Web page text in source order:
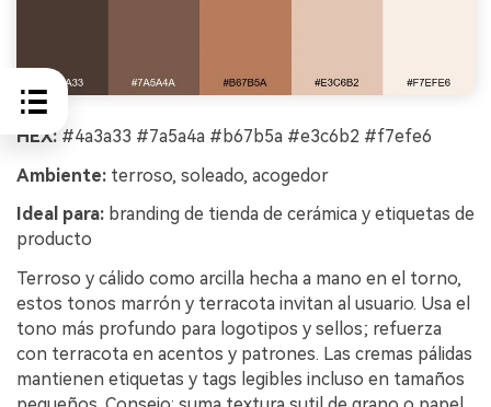
HEX: #4a3a33 #7a5a4a #b67b5a #e3c6b2 #f7efe6
Ambiente: terroso, soleado, acogedor
Ideal para: branding de tienda de cerámica y etiquetas de
producto
Terroso y cálido como arcilla hecha a mano en el torno,
estos tonos marrón y terracota invitan al usuario. Usa el
tono más profundo para logotipos y sellos; refuerza
con terracota en acentos y patrones. Las cremas pálidas
mantienen etiquetas y tags legibles incluso en tamaños